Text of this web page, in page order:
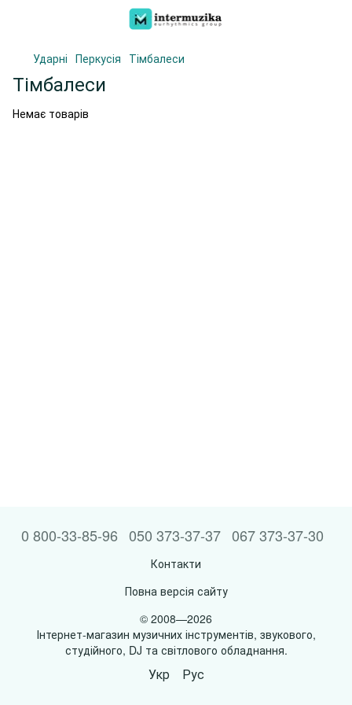
Ударні Перкусія Тімбалеси
Тімбалеси
Немає товарів
0 800-33-85-96 050 373-37-37 067 373-37-30
Контакти
Повна версія сайту
© 2008—2026
Інтернет-магазин музичних інструментів, звукового,
студійного, DJ та світлового обладнання.
Укр Рус